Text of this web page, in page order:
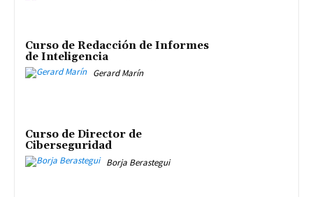
Curso de Redacción de Informes
de Inteligencia
Gerard Marín
Curso de Director de
Ciberseguridad
Borja Berastegui